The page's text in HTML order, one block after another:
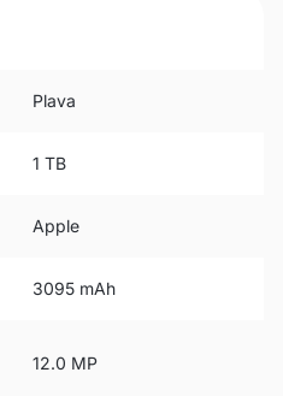
Plava
1 TB
Apple
3095 mAh
12.0 MP